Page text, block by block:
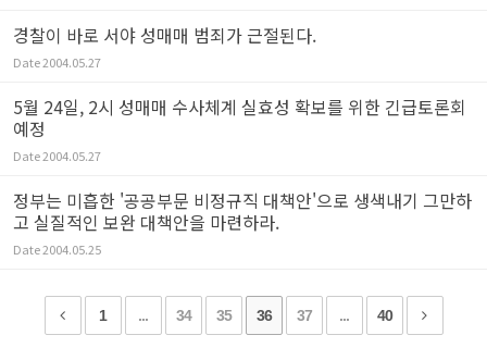
경찰이 바로 서야 성매매 범죄가 근절된다.
Date2004.05.27
5월 24일, 2시 성매매 수사체계 실효성 확보를 위한 긴급토론회
예정
Date2004.05.27
정부는 미흡한 '공공부문 비정규직 대책안'으로 생색내기 그만하
고 실질적인 보완 대책안을 마련하라.
Date2004.05.25
1 ... 34 35 36 37 ... 40